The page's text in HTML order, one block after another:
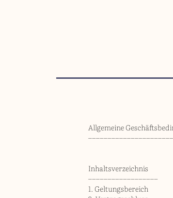
Allgemeine
Inhaltsverzeichnis
––––––––––––––––––
1. Geltungsbereich